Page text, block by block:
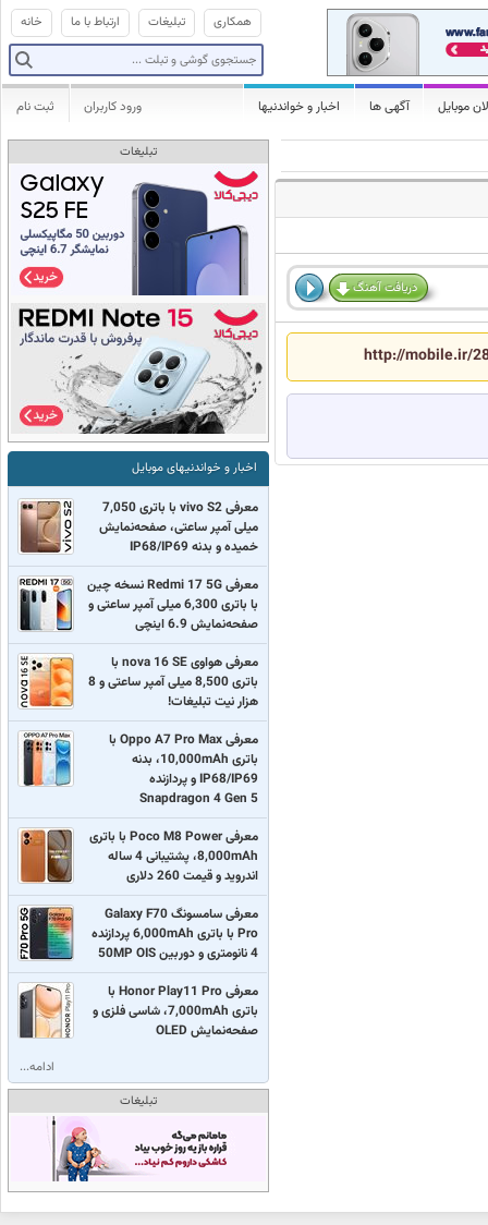
خانه ارتباط با ما تبلیغات همکاری
موبایل آگهی ها اخبار و خواندنیها ثبت نام ورود کاربران
دریافت آهنگ
http://mobile.ir/
تبلیغات
اخبار و خواندنیهای موبایل
معرفی vivo S2 با باتری 7,050
میلی آمپر ساعتی، صفحه‌نمایش
خمیده و بدنه IP68/IP69
معرفی Redmi 17 5G نسخه چین
با باتری 6,300 میلی آمپر ساعتی و
صفحه‌نمایش 6.9 اینچی
معرفی هواوی nova 16 SE با
باتری 8,500 میلی آمپر ساعتی و 8
هزار نیت تبلیغات!
معرفی Oppo A7 Pro Max با
باتری 10,000mAh، بدنه
IP68/IP69 و پردازنده
Snapdragon 4 Gen 5
معرفی Poco M8 Power با باتری
8,000mAh، پشتیبانی 4 ساله
اندروید و قیمت 260 دلاری
معرفی سامسونگ Galaxy F70
Pro با باتری 6,000mAh پردازنده
4 نانومتری و دوربین 50MP OIS
معرفی Honor Play11 Pro با
باتری 7,000mAh، شاسی فلزی و
صفحه‌نمایش OLED
ادامه...
تبلیغات